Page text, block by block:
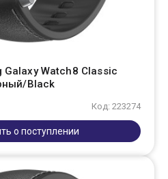
Watch8 Classic
Black
Код: 223274
о поступлении